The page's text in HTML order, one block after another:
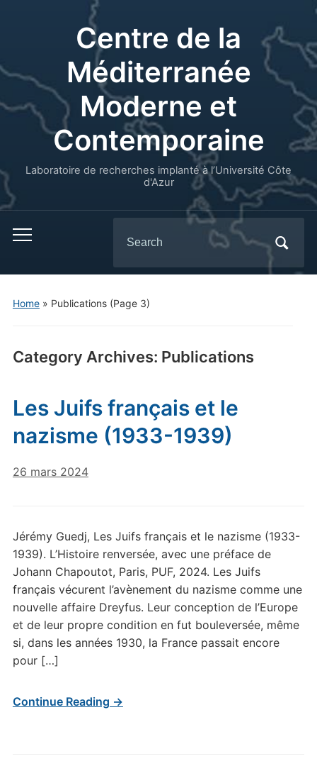
Centre de la
Méditerranée
Moderne et
Contemporaine
Laboratoire de recherches implanté à l’Université Côte
d'Azur
for:
Home» Publications(Page 3)
Category Archives: Publications
Les Juifs français et le
nazisme (1933-1939)
26 mars 2024
Jérémy Guedj, Les Juifs français et le nazisme (1933-
1939). L’Histoire renversée, avec une préface de
Johann Chapoutot, Paris, PUF, 2024. Les Juifs
français vécurent l’avènement du nazisme comme une
nouvelle affaire Dreyfus. Leur conception de l’Europe
et de leur propre condition en fut bouleversée, même
si, dans les années 1930, la France passait encore
pour […]
Continue Reading →